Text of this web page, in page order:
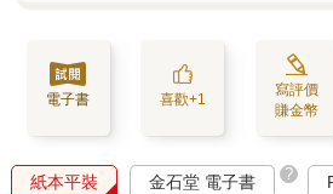
電子書 喜歡+1
寫評價
賺金幣
紙本平裝 金石堂 電子書 ?